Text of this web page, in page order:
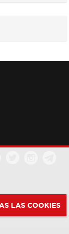
LAS COOKIES